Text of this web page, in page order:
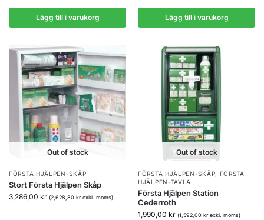
Lägg till i varukorg Lägg till i varukorg
Out of stock
FÖRSTA HJÄLPEN-SKÅP
Stort Första Hjälpen Skåp
3,286,00 kr (2,628,80 krexkl. moms)
Out of stock
FÖRSTA HJÄLPEN-SKÅP, FÖRSTA
HJÄLPEN-TAVLA
Första Hjälpen Station
Cederroth
1,990,00 kr (1,592,00 krexkl. moms)